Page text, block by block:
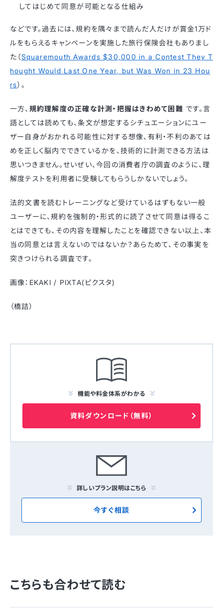
してはじめて同意が可能となる仕組み
などです。過去には、規約を隅々まで読んだ人だけが賞金1万ド
ルをもらえるキャンペーンを実施した旅行保険会社もありまし
た（Squaremouth Awards $30,000 in a Contest They T
hought Would Last One Year, but Was Won in 23 Hou
rs）。
一方、 規約理解度の正確な計測・把握はきわめて困難 です。言
語としては読めても、条文が想定するシチュエーションにユー
ザー自身がおかれる可能性に対する想像、有利・不利のあては
めを正しく脳内でできているかを、技術的に計測できる方法は
思いつきません。せいぜい、今回の消費者庁の調査のように、理
解度テストを利用者に受験してもらうしかないでしょう。
法的文書を読むトレーニングなど受けているはずもない一般
ユーザーに、規約を強制的・形式的に読了させて同意は得るこ
とはできても、その内容を理解したことを確認できない以上、本
当の同意とは言えないのではないか？あらためて、その事実を
突きつけられる調査です。
画像：EKAKI / PIXTA(ピクスタ)
（橋詰）
機能や料金体系がわかる
資料ダウンロード（無料）
詳しいプラン説明はこちら
今すぐ相談
こちらも合わせて読む